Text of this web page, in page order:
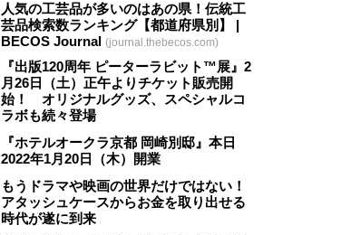
人気の工芸品が多いのはあの県！伝統工
芸品検索数ランキング【都道府県別】 |
BECOS Journal (journal.thebecos.com)
『出版120周年 ピーターラビット™展』2
月26日（土）正午よりチケット販売開
始！ オリジナルグッズ、スペシャルコ
ラボも続々登場
『ホテルオークラ京都 岡崎別邸』本日
2022年1月20日（木）開業
もうドラマや映画の世界だけではない！
アタッシュケースからお金を取り出せる
時代が遂に到来